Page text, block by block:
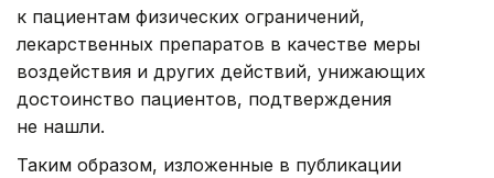
к пациентам физических ограничений,
лекарственных препаратов в качестве меры
воздействия и других действий, унижающих
достоинство пациентов, подтверждения
не нашли.
Таким образом, изложенные в публикации